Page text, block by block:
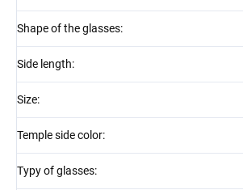
Shape of the glasses:
Side length:
Size:
Temple side color:
Typy of glasses: